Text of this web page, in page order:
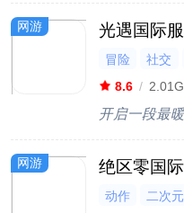
网游 光遇国际
冒险 社交
独立
8.6 / 2.01G
开启一段最
网游 绝区零国
动作 二次元